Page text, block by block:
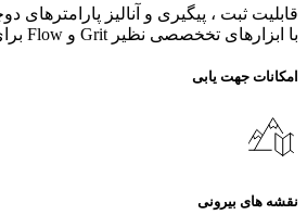
قابلیت ثبت ، پیگیری و آنالیز
با ابزارهای تخخصصی نظیر Grit و Flow برای حرفه ای ها.
امکانات جهت یابی
نقشه های بیرونی